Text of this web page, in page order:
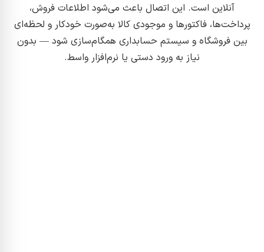
آنلاین است. این اتصال باعث می‌شود اطلاعات فروش،
پرداخت‌ها، فاکتورها و موجودی کالا به‌صورت خودکار و لحظه‌ای
بین فروشگاه و سیستم حسابداری همگام‌سازی شود — بدون
نیاز به ورود دستی یا نرم‌افزار واسط.